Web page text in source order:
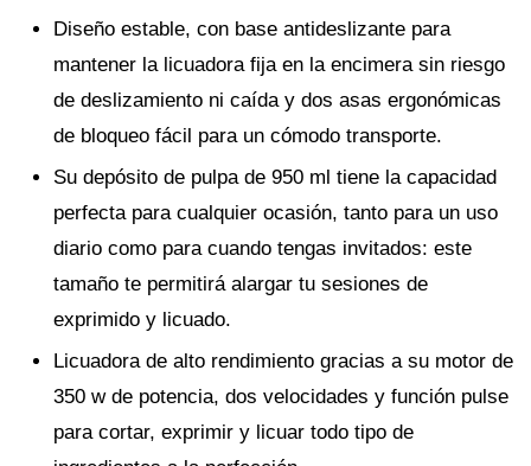
Diseño estable, con base antideslizante para
mantener la licuadora fija en la encimera sin riesgo
de deslizamiento ni caída y dos asas ergonómicas
de bloqueo fácil para un cómodo transporte.
Su depósito de pulpa de 950 ml tiene la capacidad
perfecta para cualquier ocasión, tanto para un uso
diario como para cuando tengas invitados: este
tamaño te permitirá alargar tu sesiones de
exprimido y licuado.
Licuadora de alto rendimiento gracias a su motor de
350 w de potencia, dos velocidades y función pulse
para cortar, exprimir y licuar todo tipo de